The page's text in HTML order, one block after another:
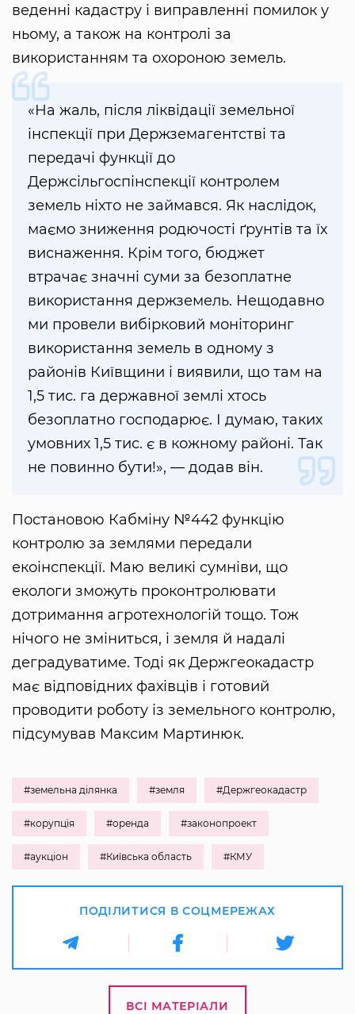
веденні кадастру і виправленні помилок у
ньому, а також на контролі за
використанням та охороною земель.
«На жаль, після ліквідації земельної
інспекції при Держземагентстві та
передачі функції до
Держсільгоспінспекції контролем
земель ніхто не займався. Як наслідок,
маємо зниження родючості ґрунтів та їх
виснаження. Крім того, бюджет
втрачає значні суми за безоплатне
використання держземель. Нещодавно
ми провели вибірковий моніторинг
використання земель в одному з
районів Київщини і виявили, що там на
1,5 тис. га державної землі хтось
безоплатно господарює. І думаю, таких
умовних 1,5 тис. є в кожному районі. Так
не повинно бути!», — додав він.
Постановою Кабміну №442 функцію
контролю за землями передали
екоінспекції. Маю великі сумніви, що
екологи зможуть проконтролювати
дотримання агротехнологій тощо. Тож
нічого не зміниться, і земля й надалі
деградуватиме. Тоді як Держгеокадастр
має відповідних фахівців і готовий
проводити роботу із земельного контролю,
підсумував Максим Мартинюк.
#земельна ділянка #земля #Держгеокадастр
#корупція #оренда #законопроект
#аукціон #Київська область #КМУ
ПОДІЛИТИСЯ В СОЦМЕРЕЖАХ
ВСІ МАТЕРІАЛИ